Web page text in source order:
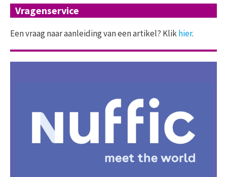
Vragenservice
Een vraag naar aanleiding van een artikel? Klikhier.